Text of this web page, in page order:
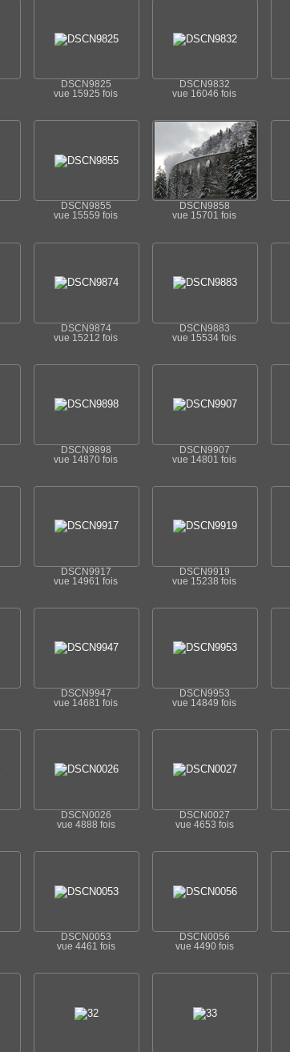
DSCN9825
vue 15925 fois
DSCN9832
vue 16046 fois
DSCN9855
vue 15559 fois
DSCN9858
vue 15701 fois
DSCN9874
vue 15212 fois
DSCN9883
vue 15534 fois
DSCN9898
vue 14870 fois
DSCN9907
vue 14801 fois
DSCN9917
vue 14961 fois
DSCN9919
vue 15238 fois
DSCN9947
vue 14681 fois
DSCN9953
vue 14849 fois
DSCN0026
vue 4888 fois
DSCN0027
vue 4653 fois
DSCN0053
vue 4461 fois
DSCN0056
vue 4490 fois